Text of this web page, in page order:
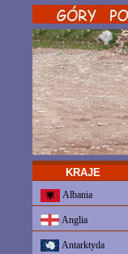
KRAJE
Albania
Anglia
Antarktyda